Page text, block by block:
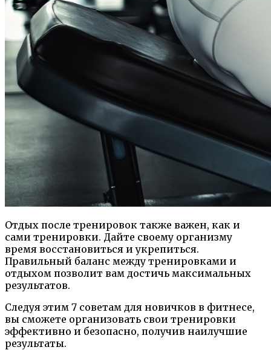
Отдых после тренировок также важен, как и
сами тренировки. Дайте своему организму
время восстановиться и укрепиться.
Правильный баланс между тренировками и
отдыхом позволит вам достичь максимальных
результатов.
Следуя этим 7 советам для новичков в фитнесе,
вы сможете организовать свои тренировки
эффективно и безопасно, получив наилучшие
результаты.